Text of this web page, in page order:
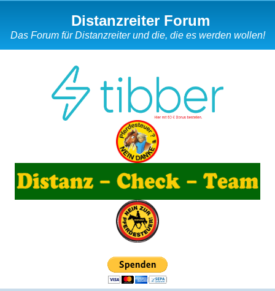
Distanzreiter Forum
Das Forum für Distanzreiter und die, die es werden wollen!